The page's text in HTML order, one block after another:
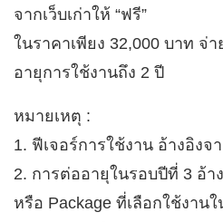
จากเว็บเก่าให้ “ฟรี”
ในราคาเพียง 32,000 บาท จ่
อายุการใช้งานถึง 2 ปี
หมายเหตุ :
1. ฟีเจอร์การใช้งาน อ้างอิงจ
2. การต่ออายุในรอบปีที่ 3 อ้า
หรือ Package ที่เลือกใช้งาน